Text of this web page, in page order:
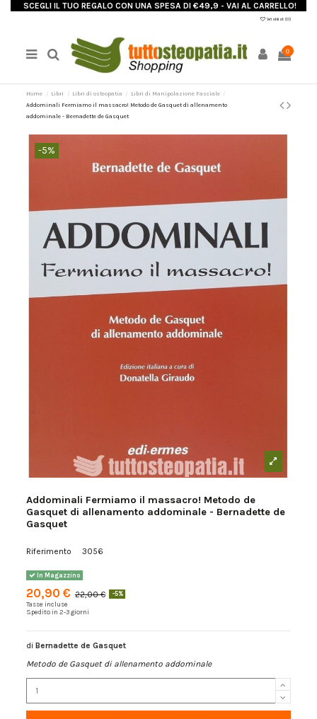
SCEGLI IL TUO REGALO CON UNA SPESA DI €49,9 - VAI AL CARRELLO!
Wishlist (0)
0
Home Libri Libri di osteopatia
Libri di Manipolazione Fasciale
Addominali Fermiamo il massacro! Metodo de Gasquet di allenamento
addominale - Bernadette de Gasquet
-5%
Addominali Fermiamo il massacro! Metodo de
Gasquet di allenamento addominale - Bernadette de
Gasquet
Riferimento 3056
In Magazzino
20,90 € 22,00 € -5%
Tasse incluse
Spedito in 2-3 giorni
di Bernadette de Gasquet
Metodo de Gasquet di allenamento addominale